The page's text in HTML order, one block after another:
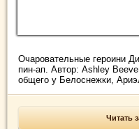
Очаровательные героини
пин-ап. Автор: Ashley
общего у Белоснежки,
Читать